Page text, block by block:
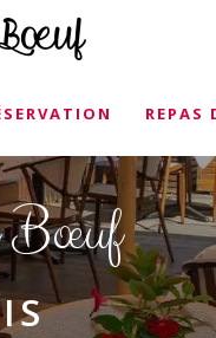
REPAS
Bœuf